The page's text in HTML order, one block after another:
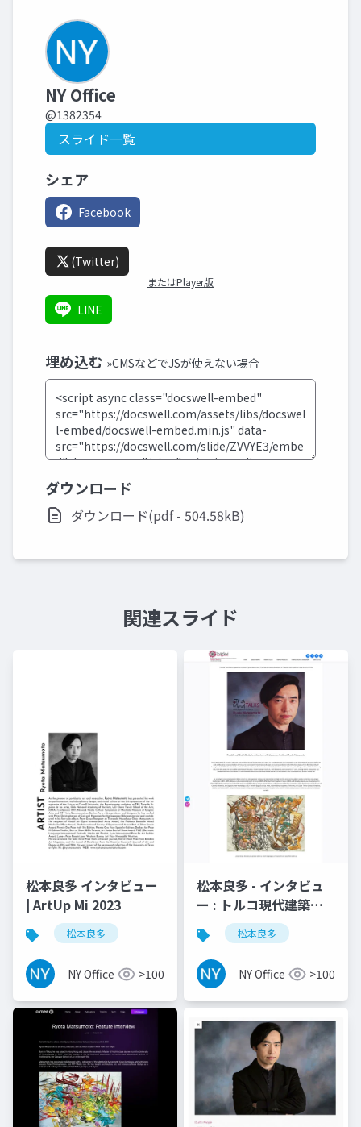
NY Office
@1382354
スライド一覧
シェア
Facebook
(Twitter)
またはPlayer版
LINE
埋め込む »CMSなどでJSが使えない場合
ダウンロード
ダウンロード(pdf - 504.58kB)
関連スライド
松本良多 インタビュー
| ArtUp Mi 2023
松本良多
NY Office >100
松本良多 - インタビュ
ー : トルコ現代建築と
美術 | TraMod アカデ
ミー 2023
松本良多
NY Office >100